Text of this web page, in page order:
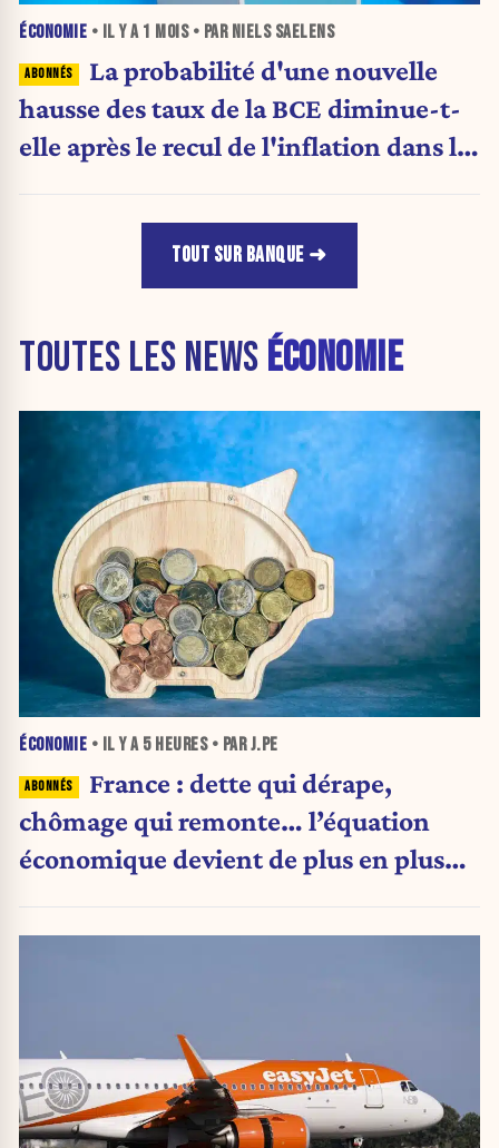
ÉCONOMIE • IL Y A 1 MOIS• PAR NIELS SAELENS
La probabilité d'une nouvelle
hausse des taux de la BCE diminue-t-
elle après le recul de l'inflation dans la
TOUT SUR BANQUE
TOUTES LES NEWS ÉCONOMIE
ÉCONOMIE • IL Y A 5 HEURES• PAR J.PE
France : dette qui dérape,
chômage qui remonte… l’équation
économique devient de plus en plus